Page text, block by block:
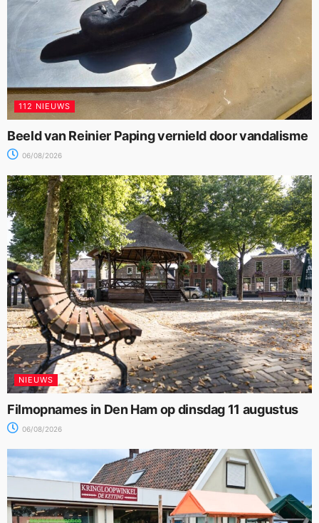
112 NIEUWS
Beeld van Reinier Paping vernield door vandalisme
06/08/2026
NIEUWS
Filmopnames in Den Ham op dinsdag 11 augustus
06/08/2026